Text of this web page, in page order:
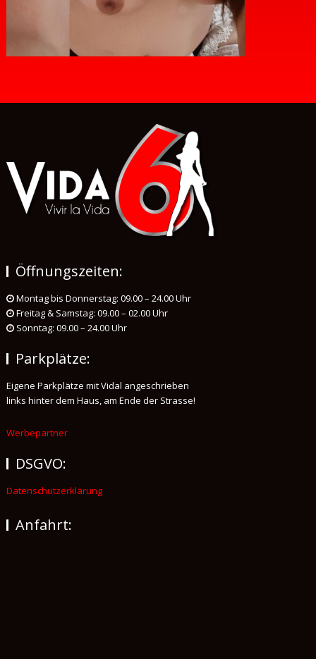
Öffnungszeiten:
Montag bis Donnerstag: 09.00 – 24.00 Uhr
Freitag & Samstag: 09.00 – 02.00 Uhr
Sonntag: 09.00 – 24.00 Uhr
Parkplätze:
Eigene Parkplätze mit Vidal angeschrieben
links hinter dem Haus, am Ende der Strasse!
Werbepartner
DSGVO:
Datenschutzerklärung
Anfahrt: